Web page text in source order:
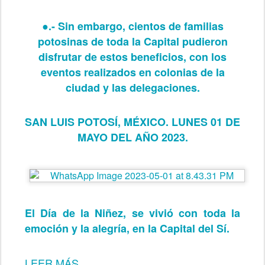
●.- Sin embargo, cientos de familias
potosinas de toda la Capital pudieron
disfrutar de estos beneficios, con los
eventos realizados en colonias de la
ciudad y las delegaciones.
SAN LUIS POTOSÍ, MÉXICO. LUNES 01 DE
MAYO DEL AÑO 2023.
El Día de la Niñez, se vivió con toda la
emoción y la alegría, en la Capital del Sí.